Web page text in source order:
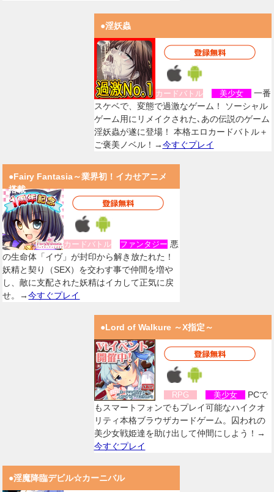
●淫妖蟲
カードバトル 美少女
一番
スケベで、変態で過激なゲーム！ ソーシャル
ゲーム用にリメイクされた､あの伝説のゲーム
淫妖蟲が遂に登場！ 本格エロカードバトル＋
ご褒美ノベル！→今すぐプレイ
●Fairy Fantasia～業界初！イカせアニメ
搭載
カードバトル ファンタジー 悪
の生命体「イヴ」が封印から解き放たれた！
妖精と契り（SEX）を交わす事で仲間を増や
し、敵に支配された妖精はイカして正気に戻
せ。→今すぐプレイ
●Lord of Walkure ～X指定～
RPG 美少女
PCで
もスマートフォンでもプレイ可能なハイクオ
リティ本格ブラウザカードゲーム。囚われの
美少女戦姫達を助け出して仲間にしよう！→
今すぐプレイ
●淫魔降臨デビル☆カーニバル